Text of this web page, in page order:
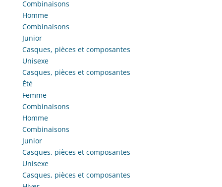
Combinaisons
Homme
Combinaisons
Junior
Casques, pièces et composantes
Unisexe
Casques, pièces et composantes
Été
Femme
Combinaisons
Homme
Combinaisons
Junior
Casques, pièces et composantes
Unisexe
Casques, pièces et composantes